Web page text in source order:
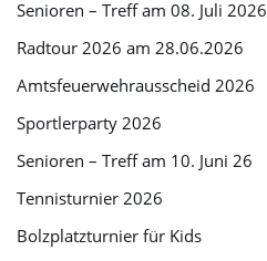
Senioren – Treff am 08. Juli 2026
Radtour 2026 am 28.06.2026
Amtsfeuerwehrausscheid 2026
Sportlerparty 2026
Senioren – Treff am 10. Juni 26
Tennisturnier 2026
Bolzplatzturnier für Kids